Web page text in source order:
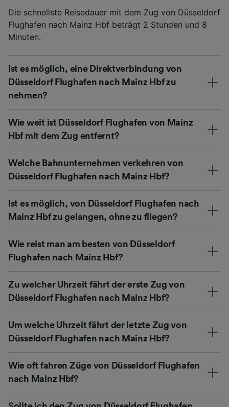
Die schnellste Reisedauer mit dem Zug von Düsseldorf
Flughafen nach Mainz Hbf beträgt 2 Stunden und 8
Minuten.
Ist es möglich, eine Direktverbindung von
Düsseldorf Flughafen nach Mainz Hbf zu
nehmen?
Wie weit ist Düsseldorf Flughafen von Mainz
Hbf mit dem Zug entfernt?
Welche Bahnunternehmen verkehren von
Düsseldorf Flughafen nach Mainz Hbf?
Ist es möglich, von Düsseldorf Flughafen nach
Mainz Hbf zu gelangen, ohne zu fliegen?
Wie reist man am besten von Düsseldorf
Flughafen nach Mainz Hbf?
Zu welcher Uhrzeit fährt der erste Zug von
Düsseldorf Flughafen nach Mainz Hbf?
Um welche Uhrzeit fährt der letzte Zug von
Düsseldorf Flughafen nach Mainz Hbf?
Wie oft fahren Züge von Düsseldorf Flughafen
nach Mainz Hbf?